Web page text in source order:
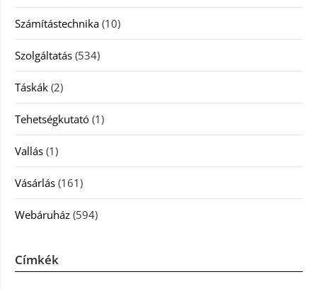
Számítástechnika (10)
Szolgáltatás (534)
Táskák (2)
Tehetségkutató (1)
Vallás (1)
Vásárlás (161)
Webáruház (594)
Címkék